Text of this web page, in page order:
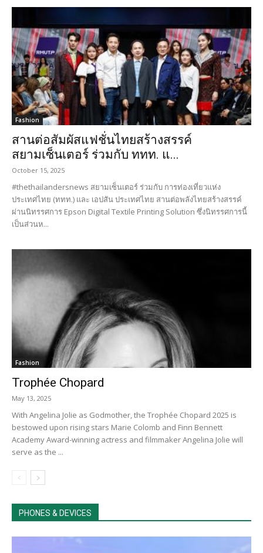
Fashion
สานต่อสัมผัสแฟชั่นไทยสร้างสรรค์
สยามเซ็นเตอร์ ร่วมกับ ททท. แ...
October 15, 2025
#thethailandersnews สยามเซ็นเตอร์ ร่วมกับ การท่องเที่ยวแห่ง
ประเทศไทย (ททท.) และ เอปสัน ประเทศไทย สานต่อพลังไทยสร้างสรรค์
ผ่านนิทรรศการ Epson Digital Textile Printing Solution ซึ่งนิทรรศการนี้
เป็นส่วนห...
Fashion
Trophée Chopard
May 13, 2025
With Angelina Jolie as Godmother, the Trophée Chopard 2025 is
bestowed upon rising stars Marie Colomb and Finn Bennett
Academy Award-winning actress and filmmaker Angelina Jolie will
serve as the ...
PHONES & DEVICES